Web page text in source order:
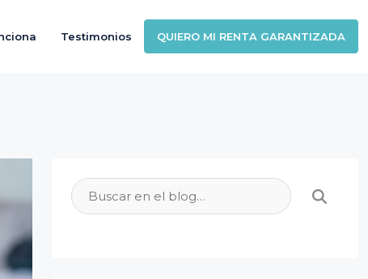
Testimonios QUIERO MI RENTA GARANTIZADA